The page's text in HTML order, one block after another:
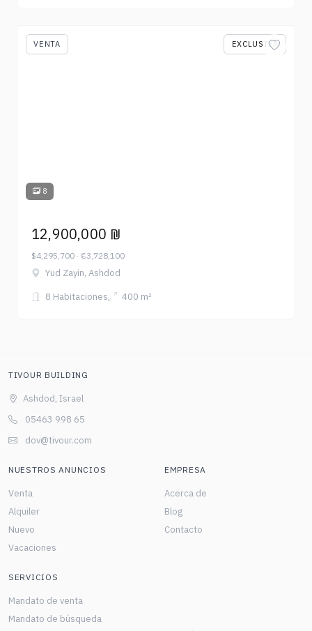
VENTA EXCLUSIVA
8
12,900,000 ₪
$4,295,700 · €3,728,100
Yud Zayin, Ashdod
8 Habitaciones
400 m²
TIVOUR BUILDING
Ashdod, Israel
05463 998 65
dov@tivour.com
NUESTROS ANUNCIOS
Venta
Alquiler
Nuevo
Vacaciones
EMPRESA
Acerca de
Blog
Contacto
SERVICIOS
Mandato de venta
Mandato de búsqueda